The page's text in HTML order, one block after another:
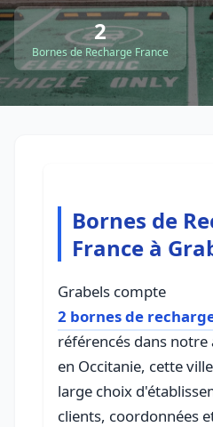
2
Bornes de Recharge France
Bornes de
France à
Grabels compte
2 bornes de
référencés dans notre
en Occitanie, cette
large choix
clients, coordonnées